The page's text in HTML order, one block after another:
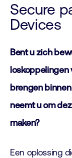
Secure
Devices
Bent u zich
brengen
neemt u om
maken?
Een oplossing